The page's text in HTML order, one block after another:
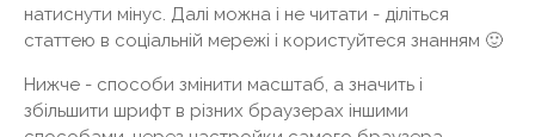
натиснути мінус. Далі можна і не читати - діліться
статтею в соціальній мережі і користуйтеся знанням 🙂
Нижче - способи змінити масштаб, а значить і
збільшити шрифт в різних браузерах іншими